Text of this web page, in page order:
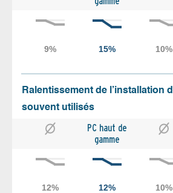
Ralentissement de l’installation
souvent utilisés
PC haut de
gamme